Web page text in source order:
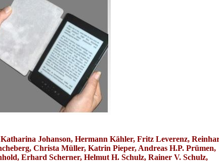
Johanson, Hermann Kähler, Fritz Leverenz,
Christa Müller, Katrin Pieper, Andreas H.P. Prümen,
Erhard Scherner, Helmut H. Schulz, Rainer V. Schulz,